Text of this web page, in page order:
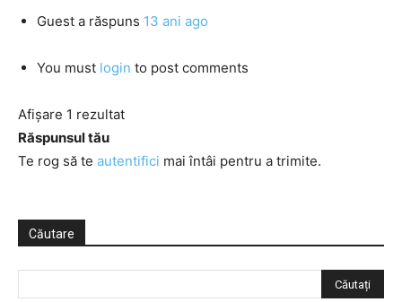
Guest a răspuns 13 ani ago
You must login to post comments
Afișare 1 rezultat
Răspunsul tău
Te rog să te autentifici mai întâi pentru a trimite.
Căutare